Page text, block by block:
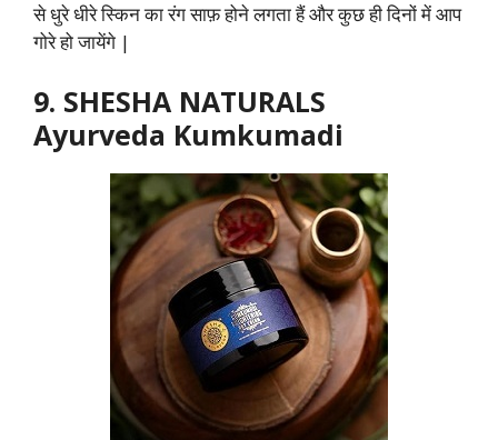
से धुरे धीरे स्किन का रंग साफ़ होने लगता हैं और कुछ ही दिनों में आप
गोरे हो जायेंगे |
9. SHESHA NATURALS
Ayurveda Kumkumadi